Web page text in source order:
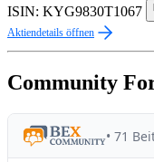
ISIN: KYG9830T1067
Aktiendetails öffnen
Community